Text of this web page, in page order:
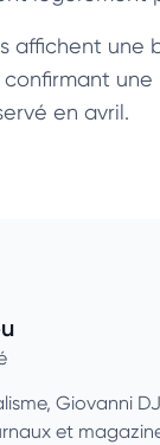
affichent une
confirmant
en avril.
Giovanni
et